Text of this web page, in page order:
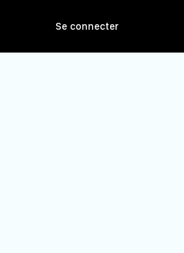
Se connecter